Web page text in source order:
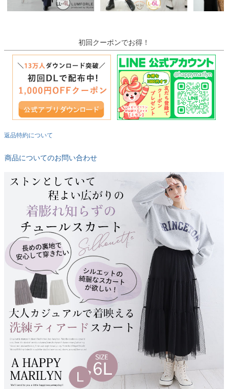
初回クーポンでお得！
返品特約について
商品についてのお問い合わせ